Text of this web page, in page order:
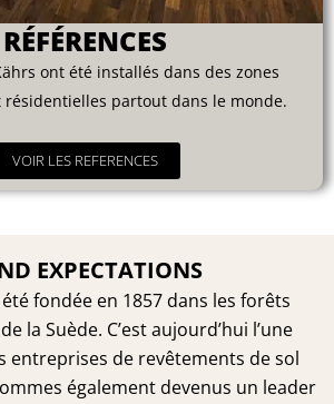
RÉFÉRENCES
ont été installés dans des zones
résidentielles partout dans le monde.
VOIR LES REFERENCES
EXPECTATIONS
fondée en 1857 dans les forêts
la Suède. C’est aujourd’hui l’une
entreprises de revêtements de sol
également devenus un leader